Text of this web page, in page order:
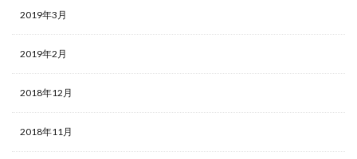
2019年3月
2019年2月
2018年12月
2018年11月